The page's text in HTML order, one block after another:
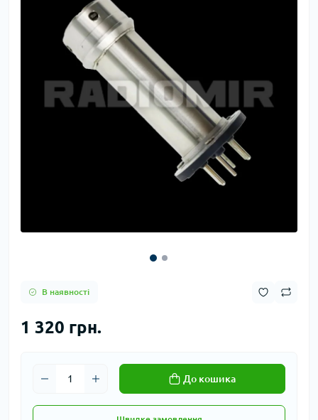
В наявності
1 320 грн.
До кошика